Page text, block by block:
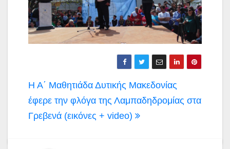
Πλοήγηση
άρθρων
Η Α΄ Μαθητιάδα Δυτικής Μακεδονίας
έφερε την φλόγα της Λαμπαδηδρομίας στα
Γρεβενά (εικόνες + video)